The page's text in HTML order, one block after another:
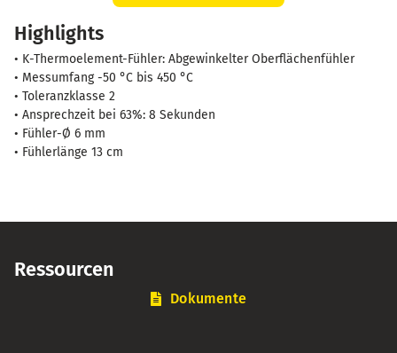
-50...+450°C
Highlights
• K-Thermoelement-Fühler: Abgewinkelter Oberflächenfühler
• Messumfang -50 °C bis 450 °C
• Toleranzklasse 2
• Ansprechzeit bei 63%: 8 Sekunden
• Fühler-Ø 6 mm
• Fühlerlänge 13 cm
Ressourcen
Dokumente